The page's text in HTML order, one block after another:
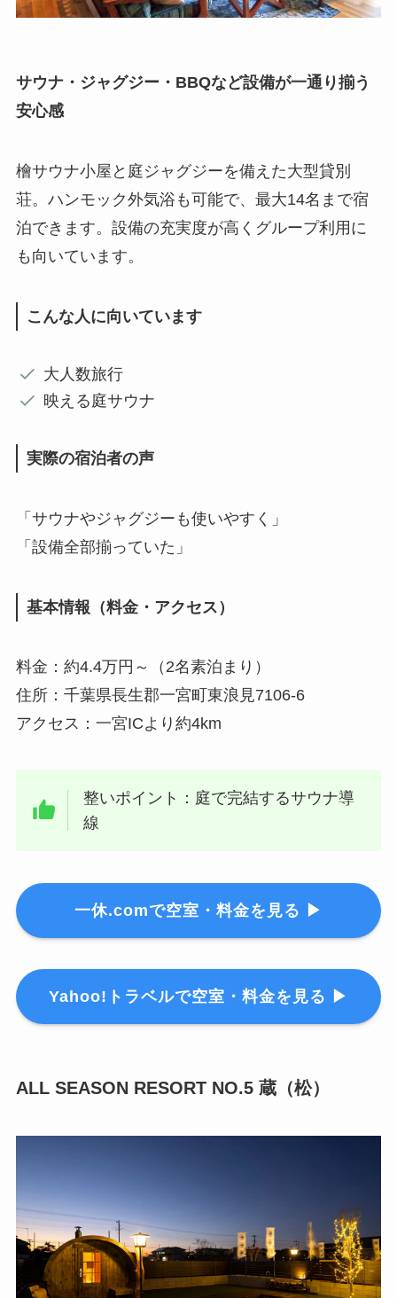
サウナ・ジャグジー・BBQなど設備が一通り揃う
安心感
檜サウナ小屋と庭ジャグジーを備えた大型貸別
荘。ハンモック外気浴も可能で、最大14名まで宿
泊できます。設備の充実度が高くグループ利用に
も向いています。
こんな人に向いています
大人数旅行
映える庭サウナ
実際の宿泊者の声
「サウナやジャグジーも使いやすく」
「設備全部揃っていた」
基本情報（料金・アクセス）
料金：約4.4万円～（2名素泊まり）
住所：千葉県長生郡一宮町東浪見7106-6
アクセス：一宮ICより約4km
整いポイント：庭で完結するサウナ導
線
一休.comで空室・料金を見る ▶
Yahoo!トラベルで空室・料金を見る ▶
ALL SEASON RESORT NO.5 蔵（松）